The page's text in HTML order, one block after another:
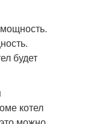
будет
котел